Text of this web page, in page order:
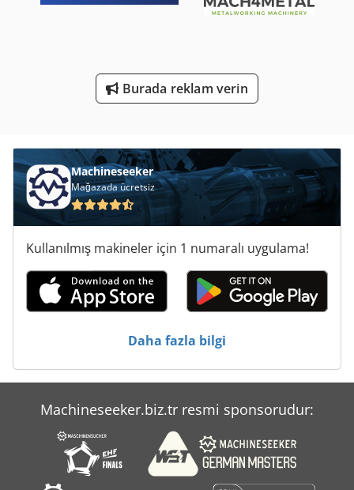
Şerit Testere Makineleri
Burada reklam verin
Machineseeker
Mağazada ücretsiz
Kullanılmış makineler için 1 numaralı uygulama!
Daha fazla bilgi
Machineseeker.biz.tr resmi sponsorudur: